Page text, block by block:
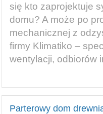
się kto zaprojektuje
domu? A może po
mechanicznej z
firmy Klimatiko –
wentylacji, odbiorów
Parterowy dom